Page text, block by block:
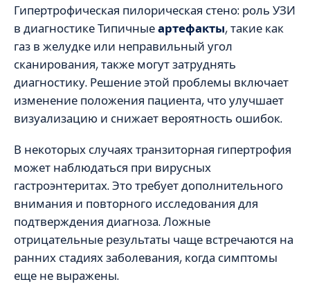
Гипертрофическая пилорическая стено: роль УЗИ
в диагностике Типичныеартефакты, такие как
газ в желудке или неправильный угол
сканирования, также могут затруднять
диагностику. Решение этой проблемы включает
изменение положения пациента, что улучшает
визуализацию и снижает вероятность ошибок.
В некоторых случаях транзиторная гипертрофия
может наблюдаться при вирусных
гастроэнтеритах. Это требует дополнительного
внимания и повторного исследования для
подтверждения диагноза. Ложные
отрицательные результаты чаще встречаются на
ранних стадиях заболевания, когда симптомы
еще не выражены.